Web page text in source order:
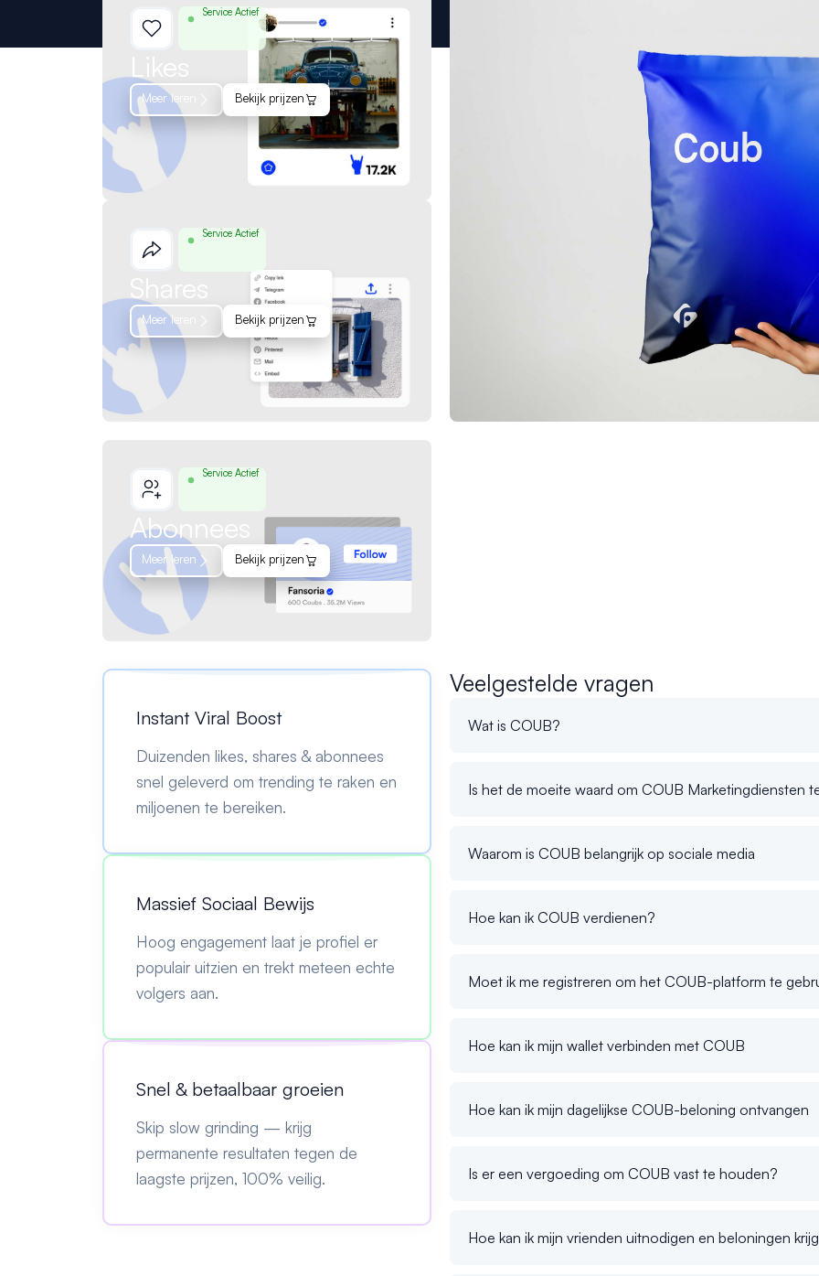
Service Actief
Meer leren Bekijk prijzen
Service Actief
Shares
Meer leren Bekijk prijzen
Service Actief
Abonnees
Meer leren Bekijk prijzen
Instant Viral Boost
Duizenden likes, shares & abonnees
snel geleverd om trending te raken en
miljoenen te bereiken.
Massief Sociaal Bewijs
Hoog engagement laat je profiel er
populair uitzien en trekt meteen echte
volgers aan.
Snel & betaalbaar groeien
Skip slow grinding — krijg
permanente resultaten tegen de
laagste prijzen, 100% veilig.
Veelgestelde vragen
Wat is COUB?
Is het de moeite waard om COUB Marketingdiensten
Waarom is COUB belangrijk op sociale media
Hoe kan ik COUB verdienen?
Moet ik me registreren om het COUB-platform te
Hoe kan ik mijn wallet verbinden met COUB
Hoe kan ik mijn dagelijkse COUB-beloning ontvangen
Is er een vergoeding om COUB vast te houden?
Hoe kan ik mijn vrienden uitnodigen en beloningen